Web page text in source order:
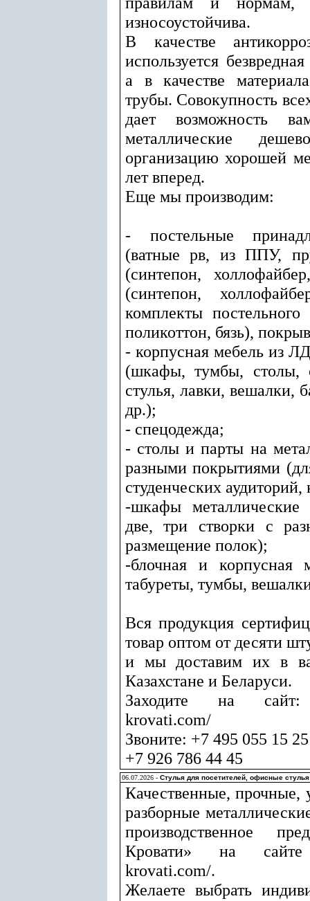
износоустойчива.
В качестве
используется
а в качестве
трубы. Совокупность
дает возможность
металлические
организацию хорошей
лет вперед.
Еще мы производим:
- постельные
(ватные рв, из ППУ,
(синтепон,
(синтепон,
комплекты
поликоттон, бязь),
- корпусная мебель из
(шкафы, тумбы, столы,
стулья, лавки, вешалки,
др.);
- спецодежда;
- столы и парты на
разными покрытиями
студенческих аудиторий,
-шкафы металлические
две, три створки с
размещение полок);
-блочная и корпусная
табуреты, тумбы,
Вся продукция
товар оптом от десяти
и мы доставим их в
Казахстане и Беларуси.
Заходите на сайт:
krovati.com/
Звоните: +7 495 055 15 25
+7 926 786 44 45
06.07.2026 - Стулья для посетителей, офисные
Качественные, прочные,
разборные
производственное
Кровати» на сайте
krovati.com/.
Желаете выбрать